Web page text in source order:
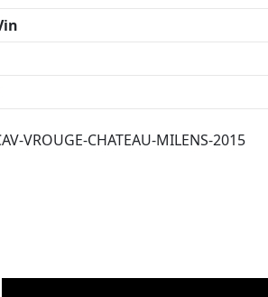
VROUGE-CHATEAU-MILENS-2015